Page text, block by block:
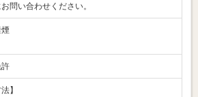
問い合わせください。
】